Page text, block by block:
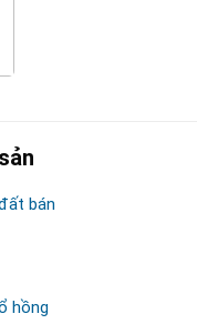
bán
hồng